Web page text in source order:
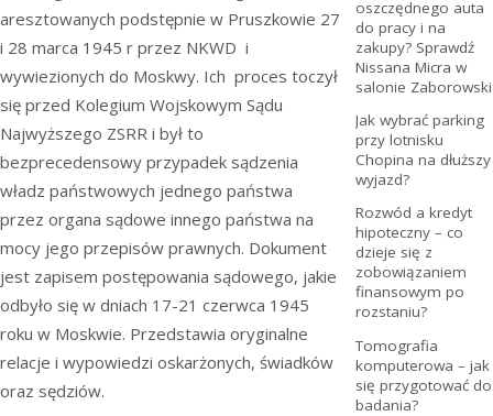
aresztowanych podstępnie w Pruszkowie 27
i 28 marca 1945 r przez NKWD i
wywiezionych do Moskwy. Ich proces toczył
się przed Kolegium Wojskowym Sądu
Najwyższego ZSRR i był to
bezprecedensowy przypadek sądzenia
władz państwowych jednego państwa
przez organa sądowe innego państwa na
mocy jego przepisów prawnych. Dokument
jest zapisem postępowania sądowego, jakie
odbyło się w dniach 17-21 czerwca 1945
roku w Moskwie. Przedstawia oryginalne
relacje i wypowiedzi oskarżonych, świadków
oraz sędziów.
oszczędnego auta
do pracy i na
zakupy? Sprawdź
Nissana Micra w
salonie Zaborowski
Jak wybrać parking
przy lotnisku
Chopina na dłuższy
wyjazd?
Rozwód a kredyt
hipoteczny – co
dzieje się z
zobowiązaniem
finansowym po
rozstaniu?
Tomografia
komputerowa – jak
się przygotować do
badania?